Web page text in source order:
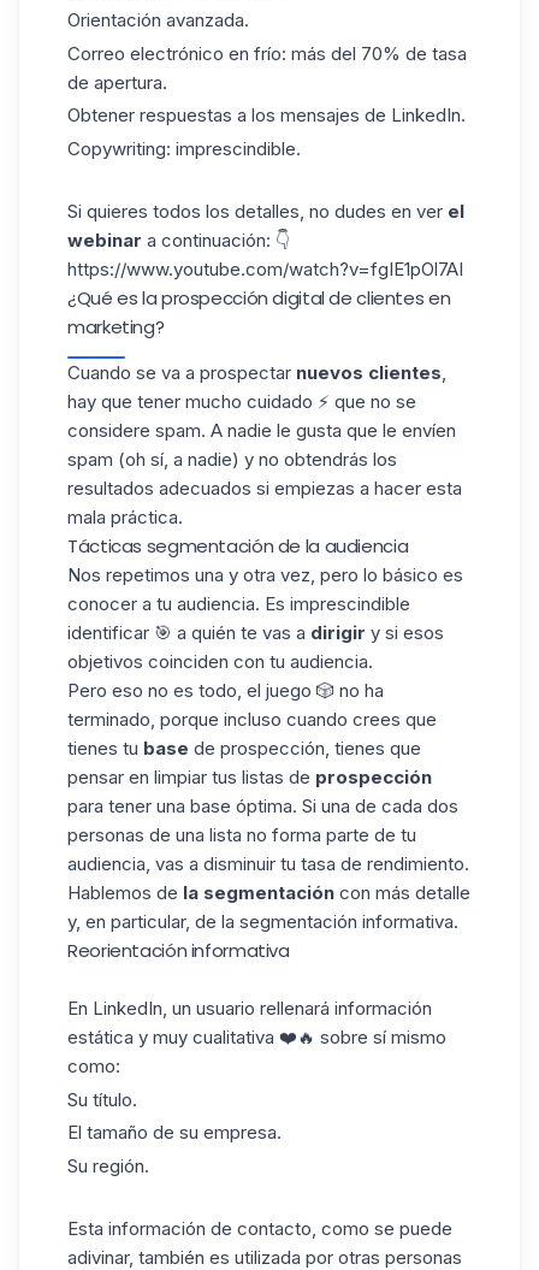
Orientación avanzada.
Correo electrónico en frío: más del 70% de tasa
de apertura.
Obtener respuestas a los mensajes de LinkedIn.
Copywriting: imprescindible.
Si quieres todos los detalles, no dudes en ver el
webinar a continuación: 👇
https://www.youtube.com/watch?v=fgIE1pOl7AI
¿Qué es la prospección digital de clientes en
marketing?
Cuando se va a prospectar nuevos clientes
hay que tener mucho cuidado ⚡ que no se
considere spam. A nadie le gusta que le envíen
spam (oh sí, a nadie) y no obtendrás los
resultados adecuados si empiezas a hacer esta
mala práctica.
Tácticas segmentación de la audiencia
Nos repetimos una y otra vez, pero lo básico es
conocer a tu audiencia. Es imprescindible
identificar 🎯 a quién te vas a dirigir y si esos
objetivos coinciden con tu audiencia.
Pero eso no es todo, el juego 🎲 no ha
terminado, porque incluso cuando crees que
tienes tu base de prospección, tienes que
pensar en limpiar tus listas de prospección
para tener una base óptima. Si una de cada dos
personas de una lista no forma parte de tu
audiencia, vas a disminuir tu tasa de rendimiento.
Hablemos de la segmentación con más detalle
y, en particular, de la segmentación informativa.
Reorientación informativa
En LinkedIn , un usuario rellenará información
estática y muy cualitativa ❤️🔥 sobre sí mismo
como:
Su título.
El tamaño de su empresa.
Su región.
Esta información de contacto, como se puede
adivinar, también es utilizada por otras personas